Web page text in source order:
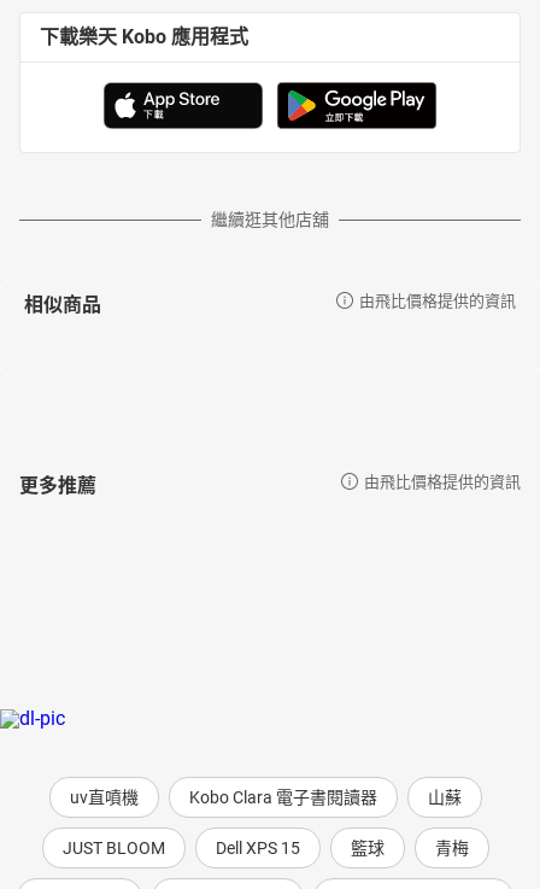
下載樂天 Kobo 應用程式
繼續逛其他店舖
相似商品 由飛比價格提供的資訊
更多推薦 由飛比價格提供的資訊
uv直噴機 Kobo Clara 電子書閱讀器 山蘇
JUST BLOOM Dell XPS 15 籃球 青梅